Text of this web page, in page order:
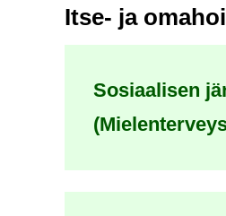
Itse- ja
Sosiaalisen